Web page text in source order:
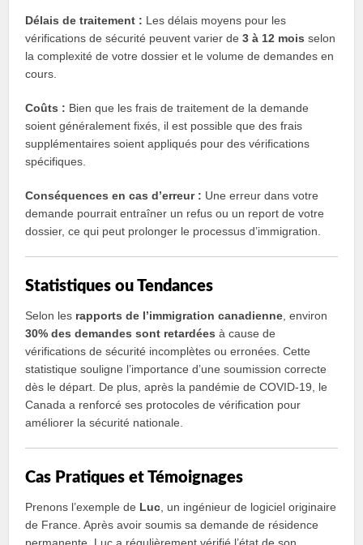
Délais de traitement : Les délais moyens pour les
vérifications de sécurité peuvent varier de3 à 12 mois selon
la complexité de votre dossier et le volume de demandes en
cours.
Coûts : Bien que les frais de traitement de la demande
soient généralement fixés, il est possible que des frais
supplémentaires soient appliqués pour des vérifications
spécifiques.
Conséquences en cas d’erreur : Une erreur dans votre
demande pourrait entraîner un refus ou un report de votre
dossier, ce qui peut prolonger le processus d’immigration.
Statistiques ou Tendances
Selon les rapports de l’immigration canadienne , environ
30% des demandes sont retardées à cause de
vérifications de sécurité incomplètes ou erronées. Cette
statistique souligne l’importance d’une soumission correcte
dès le départ. De plus, après la pandémie de COVID-19, le
Canada a renforcé ses protocoles de vérification pour
améliorer la sécurité nationale.
Cas Pratiques et Témoignages
Prenons l’exemple de Luc , un ingénieur de logiciel originaire
de France. Après avoir soumis sa demande de résidence